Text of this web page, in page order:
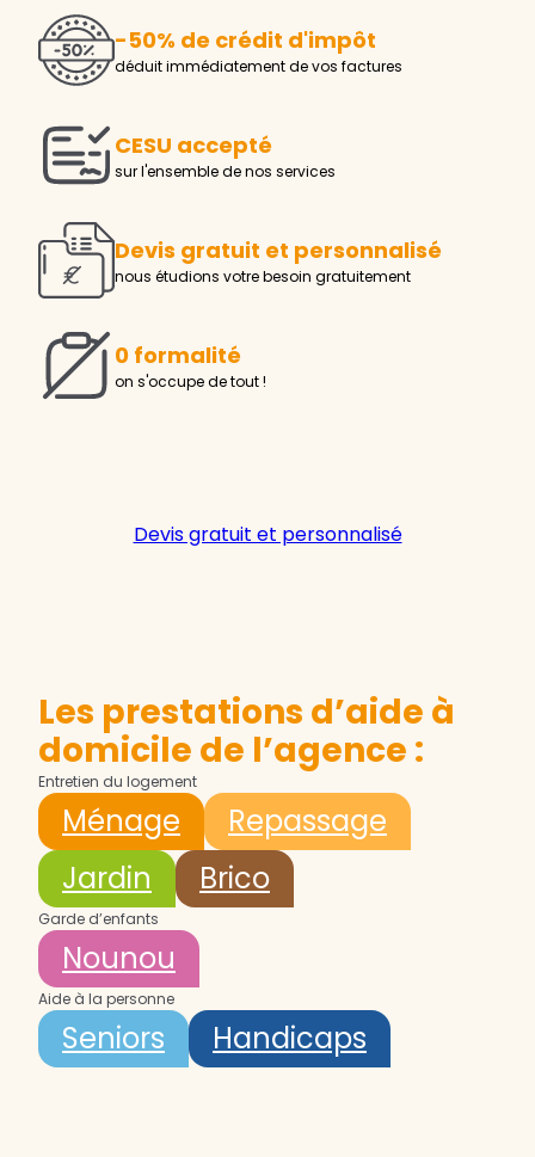
-50% de crédit d'impôt
déduit immédiatement de vos factures
CESU accepté
sur l'ensemble de nos services
Devis gratuit et personnalisé
nous étudions votre besoin gratuitement
0 formalité
on s'occupe de tout !
Devis gratuit et personnalisé
Les prestations d’aide à
domicile de l’agence :
Entretien du logement
Ménage
Repassage
Jardin
Brico
Garde d’enfants
Nounou
Aide à la personne
Seniors Handicaps